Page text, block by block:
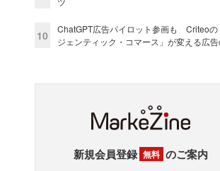
10
ChatGPT広告パイロット参画も Criteoの
ジェンティック・コマース」が変える広
新規会員登録 無料 のご案内